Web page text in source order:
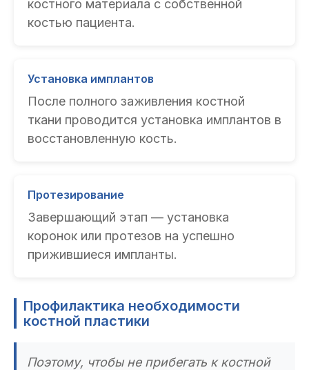
костного материала с собственной
костью пациента.
Установка имплантов
После полного заживления костной
ткани проводится установка имплантов в
восстановленную кость.
Протезирование
Завершающий этап — установка
коронок или протезов на успешно
прижившиеся импланты.
Профилактика необходимости
костной пластики
Поэтому, чтобы не прибегать к костной